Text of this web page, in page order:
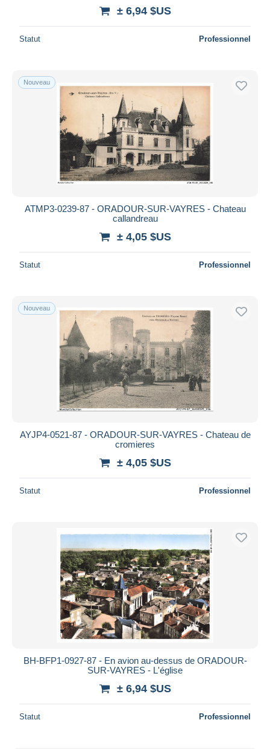
± 6,94 $US
Statut Professionnel
Nouveau
ATMP3-0239-87 - ORADOUR-SUR-VAYRES - Chateau
callandreau
± 4,05 $US
Statut Professionnel
Nouveau
AYJP4-0521-87 - ORADOUR-SUR-VAYRES - Chateau de
cromieres
± 4,05 $US
Statut Professionnel
BH-BFP1-0927-87 - En avion au-dessus de ORADOUR-
SUR-VAYRES - L'église
± 6,94 $US
Statut Professionnel